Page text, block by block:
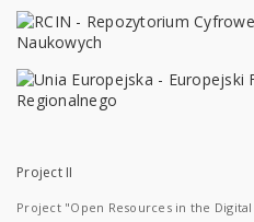
Project II
Project "Open Resources in the